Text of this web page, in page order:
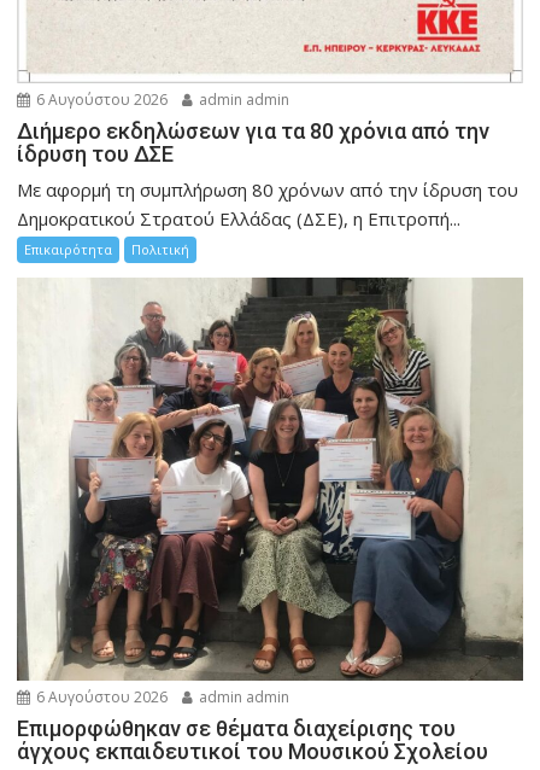
6 Αυγούστου 2026 admin admin
Διήμερο εκδηλώσεων για τα 80 χρόνια από την
ίδρυση του ΔΣΕ
Με αφορμή τη συμπλήρωση 80 χρόνων από την ίδρυση του
Δημοκρατικού Στρατού Ελλάδας (ΔΣΕ), η Επιτροπή...
Επικαιρότητα Πολιτική
6 Αυγούστου 2026 admin admin
Eπιμορφώθηκαν σε θέματα διαχείρισης του
άγχους εκπαιδευτικοί του Μουσικού Σχολείου